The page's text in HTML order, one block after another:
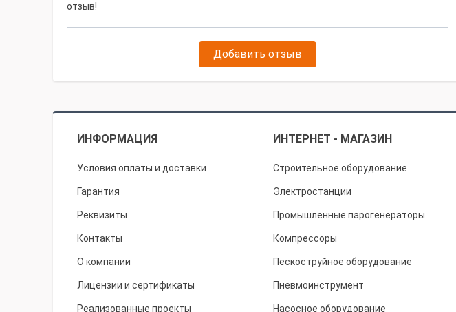
отзыв!
Добавить отзыв
ИНФОРМАЦИЯ ИНТЕРНЕТ - МАГАЗИН
Условия оплаты и доставки
Гарантия
Реквизиты
Контакты
О компании
Лицензии и сертификаты
Реализованные проекты
Строительное оборудование
Электростанции
Промышленные парогенераторы
Компрессоры
Пескоструйное оборудование
Пневмоинструмент
Насосное оборудование